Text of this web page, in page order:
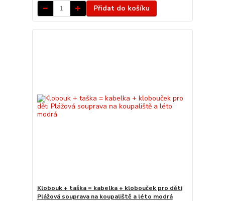
Přidat do košíku
Klobouk + taška = kabelka + klobouček pro děti
Plážová souprava na koupaliště a léto modrá